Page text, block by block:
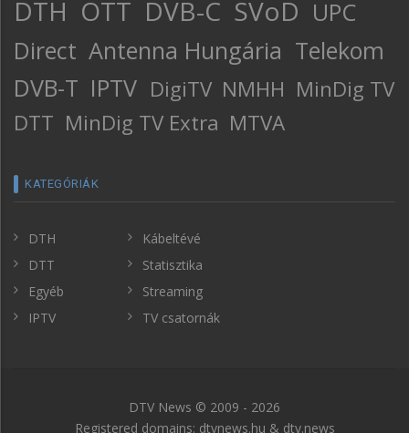
DTH OTT DVB-C SVoD UPC
Direct Antenna Hungária Telekom
DVB-T IPTV DigiTV NMHH MinDig TV
DTT MinDig TV Extra MTVA
KATEGÓRIÁK
DTH
DTT
Egyéb
IPTV
Kábeltévé
Statisztika
Streaming
TV csatornák
DTV News © 2009 - 2026
Registered domains: dtvnews.hu & dtv.news